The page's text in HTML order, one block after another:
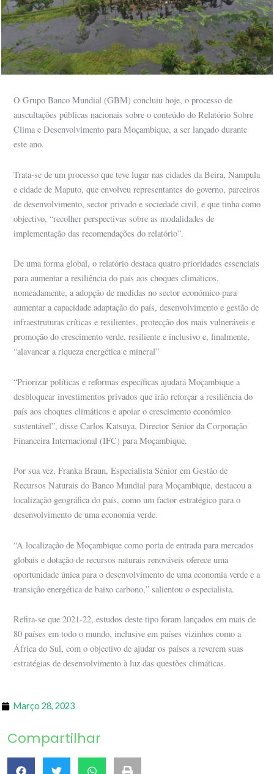
O Grupo Banco Mundial (GBM) concluiu hoje, o processo de
auscultações públicas nacionais sobre o conteúdo do Relatório Sobre
Clima e Desenvolvimento para Moçambique, a ser lançado durante
este ano.
Trata-se de um processo que teve lugar nas cidades da Beira, Nampula
e cidade de Maputo, que envolveu representantes do governo, parceiros
de desenvolvimento, sector privado e sociedade civil, e que tinha como
objectivo, “recolher perspectivas sobre as modalidades de
implementação das recomendações do relatório”.
De uma forma global, o relatório destaca quatro prioridades essenciais
para aumentar a resiliência do país aos choques climáticos,
nomeadamente, a adopção de medidas no sector económico para
aumentar a capacidade adaptação do país, desenvolvimento e gestão de
infraestruturas críticas e resilientes, protecção dos mais vulneráveis e
promoção do crescimento verde, resiliente e inclusivo e, finalmente,
“alavancar a riqueza energética e mineral”
“Priorizar políticas e reformas específicas ajudará Moçambique a
desbloquear investimentos privados que irão reforçar a resiliência do
país aos choques climáticos e apoiar o crescimento económico
sustentável”, disse Carlos Katsuya, Director Sénior da Corporação
Financeira Internacional (IFC) para Moçambique.
Por sua vez, Franka Braun, Especialista Sénior em Gestão de
Recursos Naturais do Banco Mundial para Moçambique, destacou a
localização geográfica do país, como um factor estratégico para o
desenvolvimento de uma economia verde.
“A localização de Moçambique como porta de entrada para mercados
globais e dotação de recursos naturais renováveis oferece uma
oportunidade única para o desenvolvimento de uma economia verde e a
transição energética de baixo carbono,” salientou o especialista.
Refira-se que 2021-22, estudos deste tipo foram lançados em mais de
80 países em todo o mundo, inclusive em países vizinhos como a
África do Sul, com o objectivo de ajudar os países a reverem suas
estratégias de desenvolvimento à luz das questões climáticas.
Março 28, 2023
Compartilhar